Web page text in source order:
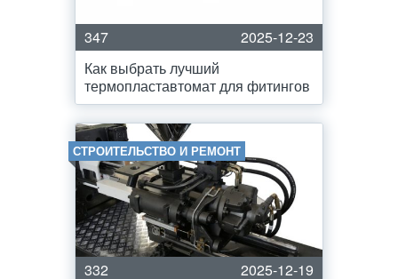
347
2025-12-23
Как выбрать лучший
термопластавтомат для фитингов
СТРОИТЕЛЬСТВО И РЕМОНТ
332
2025-12-19